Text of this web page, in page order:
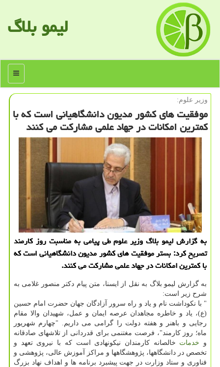
لیمو بلاگ
منو
وزیر علوم:
موفقیت های كشور مدیون دانشگاهیانی است كه با
كمترین امكانات در جهاد علمی مشاركت می كنند
به گزارش لیمو بلاگ وزیر علوم طی پیامی به مناسبت روز كارمند
تصریح كرد: بستر موفقیت های كشور مدیون دانشگاهیانی است كه
با كمترین امكانات در جهاد علمی مشاركت می كنند.
به گزارش لیمو بلاگ به نقل از ایسنا، متن پیام دکتر منصور غلامی به
شرح زیر است:
" با نکوداشت نام و یاد و راه سرور آزادگان جهان حضرت امام حسین
(ع)، یاد و خاطره مجاهدان عرصه ایمان و عمل، شهیدان والا مقام
رجایی و باهنر و هفته دولت را گرامی می داریم. "چهارم شهریور
ماه؛ روز کارمند"، فرصت مغتنمی برای قدردانی از تلاشهای صادقانه
و خدمات خالصانه کارمندان نیکونهادی است که با نیروی تعهد و
تخصص در دانشگاهها، پژوهشگاهها و مراکز آموزش عالی، پژوهشی و
فناوری و ستاد وزارت در جهت پیشبرد برنامه ها و اهداف نهاد بزرگ